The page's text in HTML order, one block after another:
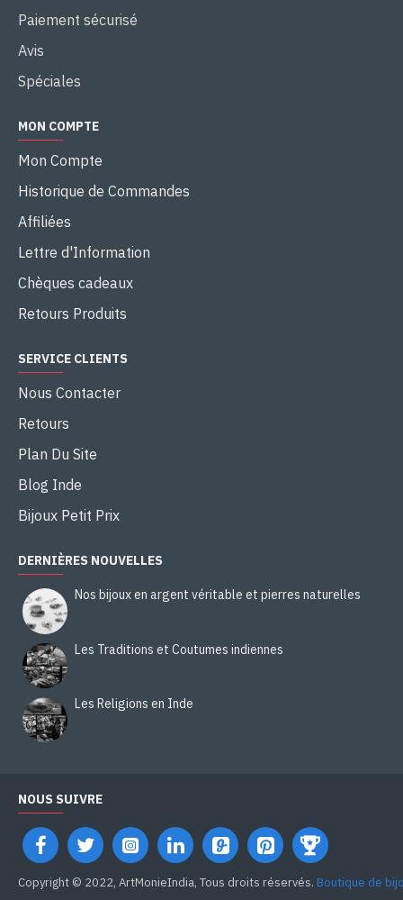
Paiement sécurisé
Avis
Spéciales
MON COMPTE
Mon Compte
Historique de Commandes
Affiliées
Lettre d'Information
Chèques cadeaux
Retours Produits
SERVICE CLIENTS
Nous Contacter
Retours
Plan Du Site
Blog Inde
Bijoux Petit Prix
DERNIÈRES NOUVELLES
Nos bijoux en argent véritable et pierres naturelles
Les Traditions et Coutumes indiennes
Les Religions en Inde
NOUS SUIVRE
Copyright © 2022, ArtMonieIndia, Tous droits réservés. Boutique de